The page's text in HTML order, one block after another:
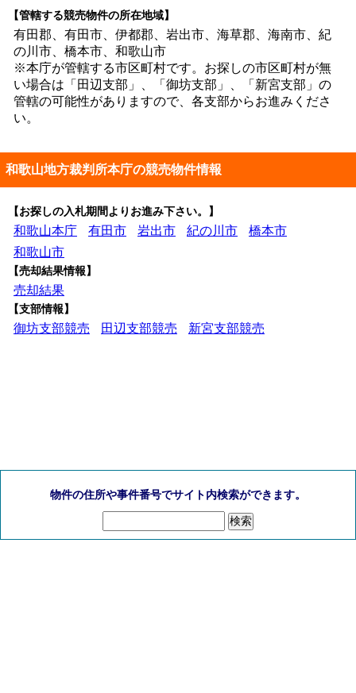
【管轄する競売物件の所在地域】
有田郡、有田市、伊都郡、岩出市、海草郡、海南市、紀
の川市、橋本市、和歌山市
※本庁が管轄する市区町村です。お探しの市区町村が無
い場合は「田辺支部」、「御坊支部」、「新宮支部」の
管轄の可能性がありますので、各支部からお進みくださ
い。
和歌山地方裁判所本庁の競売物件情報
【お探しの入札期間よりお進み下さい。】
和歌山本庁 有田市 岩出市 紀の川市
橋本市
和歌山市
【売却結果情報】
売却結果
【支部情報】
御坊支部競売 田辺支部競売 新宮支部競売
物件の住所や事件番号でサイト内検索ができます。